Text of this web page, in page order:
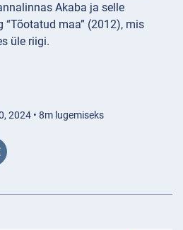
Akaba ja selle
“Tõotatud maa” (2012), mis
üle riigi.
2024 • 8m lugemiseks